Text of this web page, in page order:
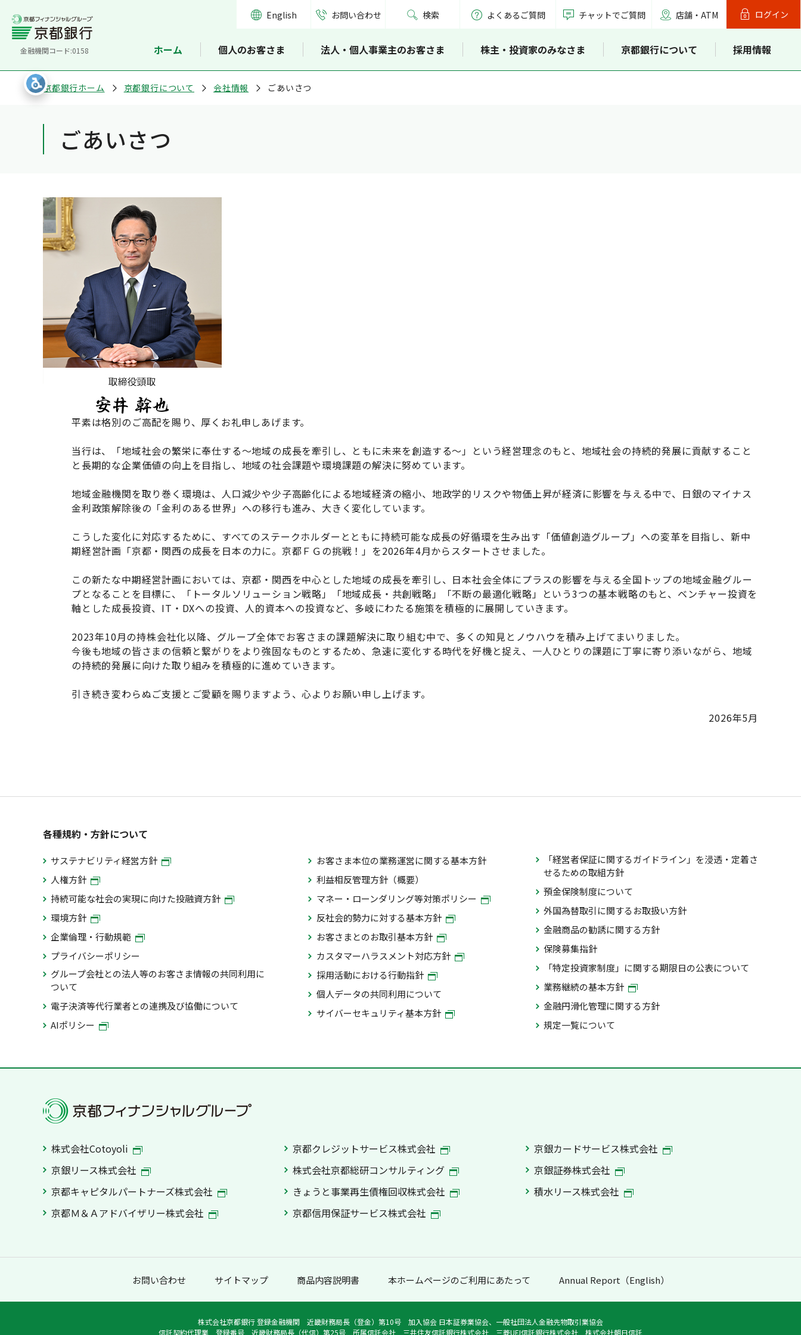
金融機関コード:0158
English お問い合わせ 検索 よくあるご質問 チャットでご質問 店舗・ATM ログイン
ホーム 個人のお客さま 法人・個人事業主のお客さま 株主・投資家のみなさま 京都銀行について 採用情報
京都銀行ホーム 京都銀行について 会社情報 ごあいさつ
ごあいさつ
平素は格別のご高配を賜り、厚くお礼申しあげます。
当行は、「地域社会の繁栄に奉仕する～地域の成長を牽引し、ともに未来を創造する～」という経営理念のもと、地域社会の持続的発展に貢献すること
と長期的な企業価値の向上を目指し、地域の社会課題や環境課題の解決に努めています。
地域金融機関を取り巻く環境は、人口減少や少子高齢化による地域経済の縮小、地政学的リスクや物価上昇が経済に影響を与える中で、日銀のマイナス
金利政策解除後の「金利のある世界」への移行も進み、大きく変化しています。
こうした変化に対応するために、すべてのステークホルダーとともに持続可能な成長の好循環を生み出す「価値創造グループ」への変革を目指し、新中
期経営計画「京都・関西の成長を日本の力に。京都ＦＧの挑戦！」を2026年4月からスタートさせました。
この新たな中期経営計画においては、京都・関西を中心とした地域の成長を牽引し、日本社会全体にプラスの影響を与える全国トップの地域金融グルー
プとなることを目標に、「トータルソリューション戦略」「地域成長・共創戦略」「不断の最適化戦略」という3つの基本戦略のもと、ベンチャー投資を
軸とした成長投資、IT・DXへの投資、人的資本への投資など、多岐にわたる施策を積極的に展開していきます。
2023年10月の持株会社化以降、グループ全体でお客さまの課題解決に取り組む中で、多くの知見とノウハウを積み上げてまいりました。
今後も地域の皆さまの信頼と繋がりをより強固なものとするため、急速に変化する時代を好機と捉え、一人ひとりの課題に丁寧に寄り添いながら、地域
の持続的発展に向けた取り組みを積極的に進めていきます。
引き続き変わらぬご支援とご愛顧を賜りますよう、心よりお願い申し上げます。
2026年5月
各種規約・方針について
サステナビリティ経営方針
人権方針
持続可能な社会の実現に向けた投融資方針
環境方針
企業倫理・行動規範
プライバシーポリシー
グループ会社との法人等のお客さま情報の共同利用に
ついて
電子決済等代行業者との連携及び協働について
AIポリシー
お客さま本位の業務運営に関する基本方針
利益相反管理方針（概要）
マネー・ローンダリング等対策ポリシー
反社会的勢力に対する基本方針
お客さまとのお取引基本方針
カスタマーハラスメント対応方針
採用活動における行動指針
個人データの共同利用について
サイバーセキュリティ基本方針
「経営者保証に関するガイドライン」を浸透・定着さ
せるための取組方針
預金保険制度について
外国為替取引に関するお取扱い方針
金融商品の勧誘に関する方針
保険募集指針
「特定投資家制度」に関する期限日の公表について
業務継続の基本方針
金融円滑化管理に関する方針
規定一覧について
株式会社Cotoyoli 京都クレジットサービス株式会社
京銀カードサービス株式会社
京銀リース株式会社
株式会社京都総研コンサルティング
京銀証券株式会社
京都キャピタルパートナーズ株式会社
きょうと事業再生債権回収株式会社
積水リース株式会社
京都Ｍ＆Ａアドバイザリー株式会社
京都信用保証サービス株式会社
お問い合わせ サイトマップ 商品内容説明書 本ホームページのご利用にあたって Annual Report（English）
株式会社京都銀行 登録金融機関 近畿財務局長（登金）第10号 加入協会 日本証券業協会、一般社団法人金融先物取引業協会
信託契約代理業 登録番号 近畿財務局長（代信）第25号 所属信託会社 三井住友信託銀行株式会社 三菱UFJ信託銀行株式会社 株式会社朝日信託